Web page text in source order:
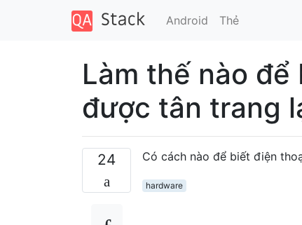
Android Thẻ
Làm thế nào
được tân trang
24 Có cách nào để biết điện
hardware